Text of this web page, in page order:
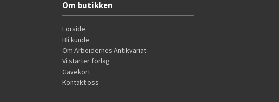
Om butikken
Forside
Bli kunde
Om Arbeidernes Antikvariat
Vi starter forlag
Gavekort
Kontakt oss